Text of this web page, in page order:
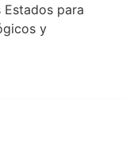
para
y